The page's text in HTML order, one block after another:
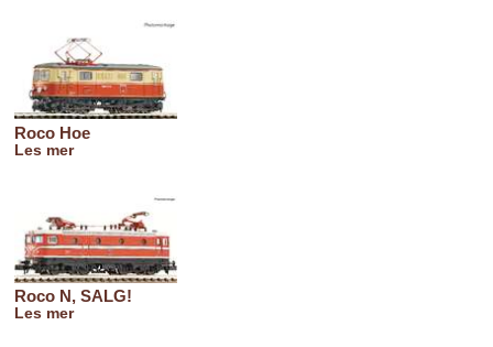
Roco Hoe
Les mer
Roco N, SALG!
Les mer